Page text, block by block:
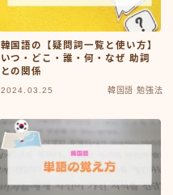
韓国語の【疑問詞一覧と使い方】
いつ・どこ・誰・何・なぜ 助詞
との関係
2024.03.25 韓国語 勉強法